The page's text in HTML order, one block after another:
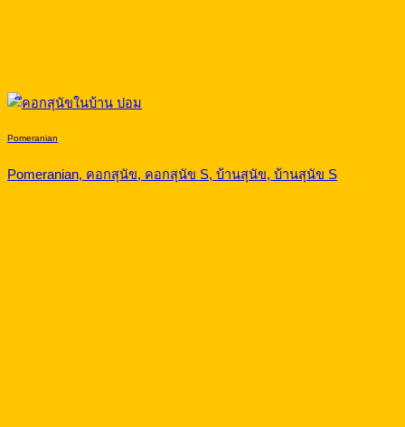
Pomeranian
Pomeranian, คอกสุนัข, คอกสุนัข S, บ้านสุนัข, บ้านสุนัข S